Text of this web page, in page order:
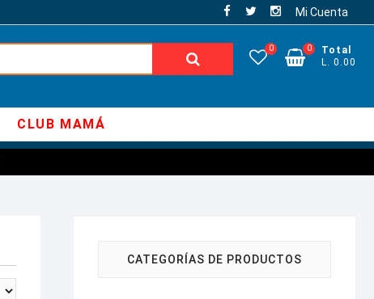
Mi Cuenta
Buscar: 0
Total
L. 0.00
0
CLUB MAMÁ
CATEGORÍAS DE PRODUCTOS